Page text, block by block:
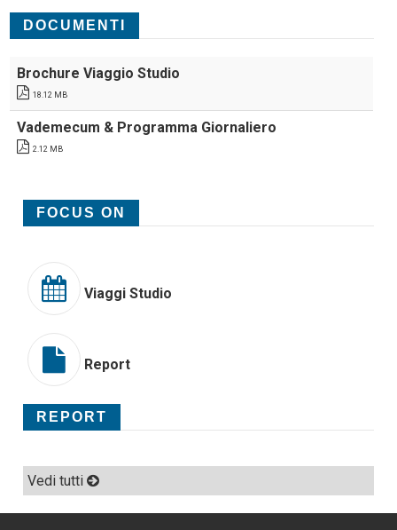
DOCUMENTI
Brochure Viaggio Studio
18.12 MB
Vademecum & Programma Giornaliero
2.12 MB
FOCUS ON
Viaggi Studio
Report
REPORT
Vedi tutti